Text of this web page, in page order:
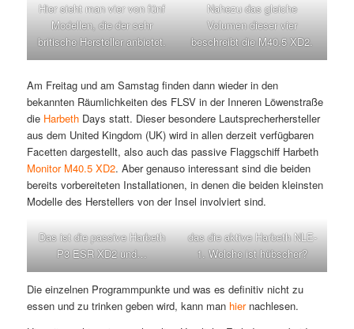
Hier sieht man vier von fünf
Modellen, die der sehr
britische Hersteller anbietet.
Nahezu das gleiche
Volumen dieser vier
beschreibt die M40.5 XD2.
Am Freitag und am Samstag finden dann wieder in den
bekannten Räumlichkeiten des FLSV in der Inneren Löwenstraße
die HarbethDays statt. Dieser besondere Lautsprecherhersteller
aus dem United Kingdom (UK) wird in allen derzeit verfügbaren
Facetten dargestellt, also auch das passive Flaggschiff Harbeth
Monitor M40.5 XD2. Aber genauso interessant sind die beiden
bereits vorbereiteten Installationen, in denen die beiden kleinsten
Modelle des Herstellers von der Insel involviert sind.
Das ist die passive Harbeth
P3 ESR XD2 und…
das die aktive Harbeth NLE-
1. Welche ist hübscher?
Die einzelnen Programmpunkte und was es definitiv nicht zu
essen und zu trinken geben wird, kann man hiernachlesen.